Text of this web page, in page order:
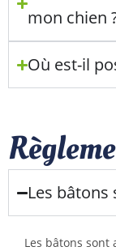
mon chien
Où est-il
Les bâtons
Les bâtons